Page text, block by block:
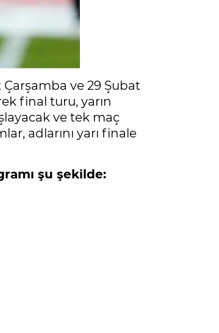
Çarşamba ve 29 Şubat
final turu, yarın
ve tek maç
adlarını yarı finale
şu şekilde: